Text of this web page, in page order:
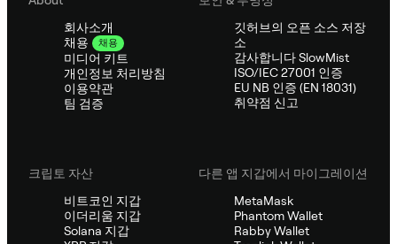
회사소개
채용
채용
미디어 키트
개인정보 처리방침
이용약관
팀 검증
깃허브의 오픈 소스 저장
소
감사합니다 SlowMist
ISO/IEC 27001 인증
EU NB 인증 (EN 18031)
취약점 신고
크립토 자산
비트코인 지갑
이더리움 지갑
Solana 지갑
다른 앱 지갑에서 마이그레이션
MetaMask
Phantom Wallet
Rabby Wallet